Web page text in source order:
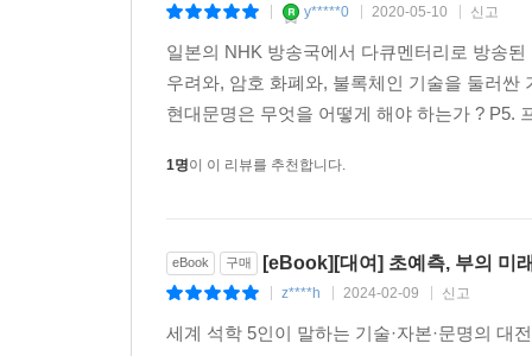
비트코인, 즉 암호화폐의 진짜 대단한 점은 다
된다는 데 있습니다. (80쪽)
기축 통화로 자리 잡을지 스스로 진화하고 회복
내리기 위해 노력해야 한다.
y*****0 2020-05-10 신고
일본의 NHK 방송국에서 다큐멘터리로 방송
우려와, 암호 화폐와, 불록체인 기술을 둘러
현대문명은 무엇을 어떻게 해야 하는가 ? P5.
1명이 이 리뷰를 추천합니다.
eBook 구매 [eBook][대여] 초예측, 부의 미
z****h 2024-02-09 신고
세계 석학 5인이 말하는 기술·자본·문명의 대